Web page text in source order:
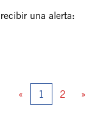
una alerta:
« 1 2 »